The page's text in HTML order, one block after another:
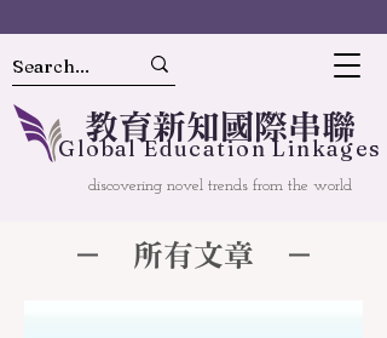
教育新知國 際串聯
GlobalEducation Linkages
discovering novel trends from the world
－ 所有文章 －